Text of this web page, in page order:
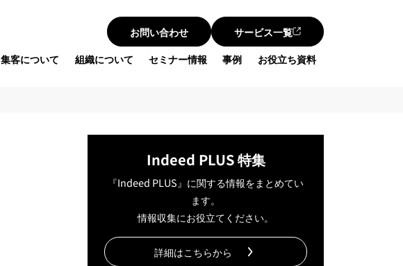
集客について 組織について セミナー情報 事例 お役立ち資料
お問い合わせ サービス一覧
Indeed PLUS 特集
『Indeed PLUS』に関する情報をまとめてい
ます。
情報収集にお役立てください。
詳細はこちらから